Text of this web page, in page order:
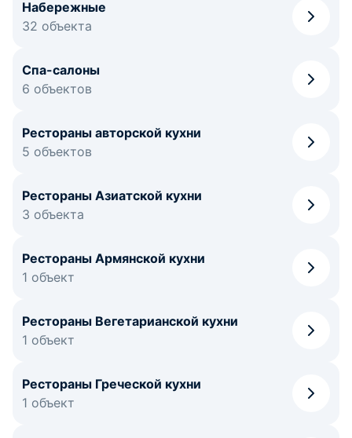
Набережные
32 объекта
Спа-салоны
6 объектов
Рестораны авторской кухни
5 объектов
Рестораны Азиатской кухни
3 объекта
Рестораны Армянской кухни
1 объект
Рестораны Вегетарианской кухни
1 объект
Рестораны Греческой кухни
1 объект